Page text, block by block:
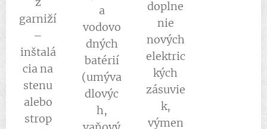
garniží
–
inštalá
cia na
stenu
alebo
strop
a
vodovo
dných
batérií
(umýva
dlovýc
h,
doplne
nie
nových
elektric
kých
zásuvie
k,
výmen